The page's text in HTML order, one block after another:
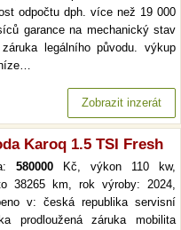
odpočtu dph. více než 19 000
garance na mechanický stav
legálního původu. výkup
Zobrazit inzerát
Karoq 1.5 TSI Fresh
580000 Kč, výkon 110 kw,
38265 km, rok výroby: 2024,
v: česká republika servisní
prodloužená záruka mobilita